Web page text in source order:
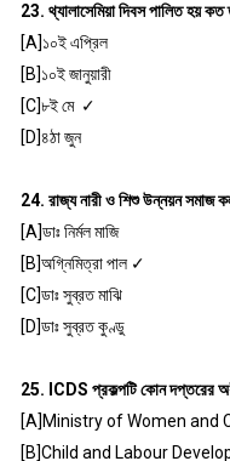
23. থ্যালাসেমিয়া দিবস পালিত হয় কত
[A]১০ই এপ্রিল
[B]১০ই জানুয়ারী
[C]৮ই মে ✓
[D]৪ঠা জুন
24. রাজ্য নারী ও শিশু উন্নয়ন সমাজ
[A]ডাঃ নির্মল মাজি
[B]অগ্নিমিত্রা পাল ✓
[C]ডাঃ সুব্রত মাঝি
[D]ডাঃ সুব্রত কুণ্ডু
25. ICDS প্রকল্পটি কোন দপ্তরের
[A]Ministry of Women and
[B]Child and Labour